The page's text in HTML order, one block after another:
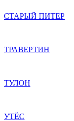
СТАРЫЙ ПИТЕР
ТРАВЕРТИН
ТУЛОН
УТЁС